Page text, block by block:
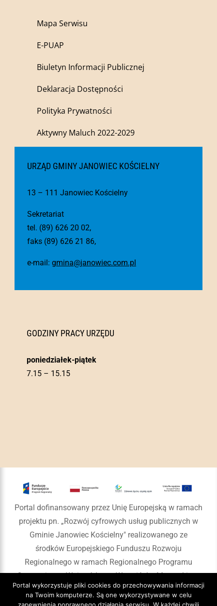
Mapa Serwisu
E-PUAP
Biuletyn Informacji Publicznej
Deklaracja Dostępności
Polityka Prywatności
Aktywny Maluch 2022-2029
URZĄD GMINY JANOWIEC KOŚCIELNY
13 – 111 Janowiec Kościelny
Sekretariat
tel. (89) 626 20 02,
faks (89) 626 21 86,
e-mail: gmina@janowiec.com.pl
GODZINY PRACY URZĘDU
poniedziałek-piątek
7.15 – 15.15
Portal dofinansowany przez Unię Europejską w ramach
projektu pn. „Rozwój cyfrowych usług publicznych w
Gminie Janowiec Kościelny" realizowanego ze
środków Europejskiego Funduszu Rozwoju
Regionalnego w ramach Regionalnego Programu
Operacyjnego Województwa Warmińsko-Mazurskiego
na lata 2014-2020
Portal wykorzystuje pliki cookies do przechowywania informacji
na Twoim komputerze. Są one wykorzystywane w celu